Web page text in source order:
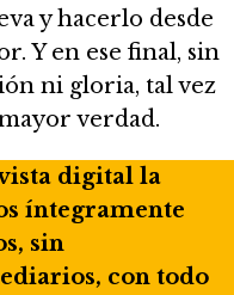
y hacerlo desde
Y en ese final, sin
ni gloria, tal vez
verdad.
digital la
íntegramente
sin
con todo